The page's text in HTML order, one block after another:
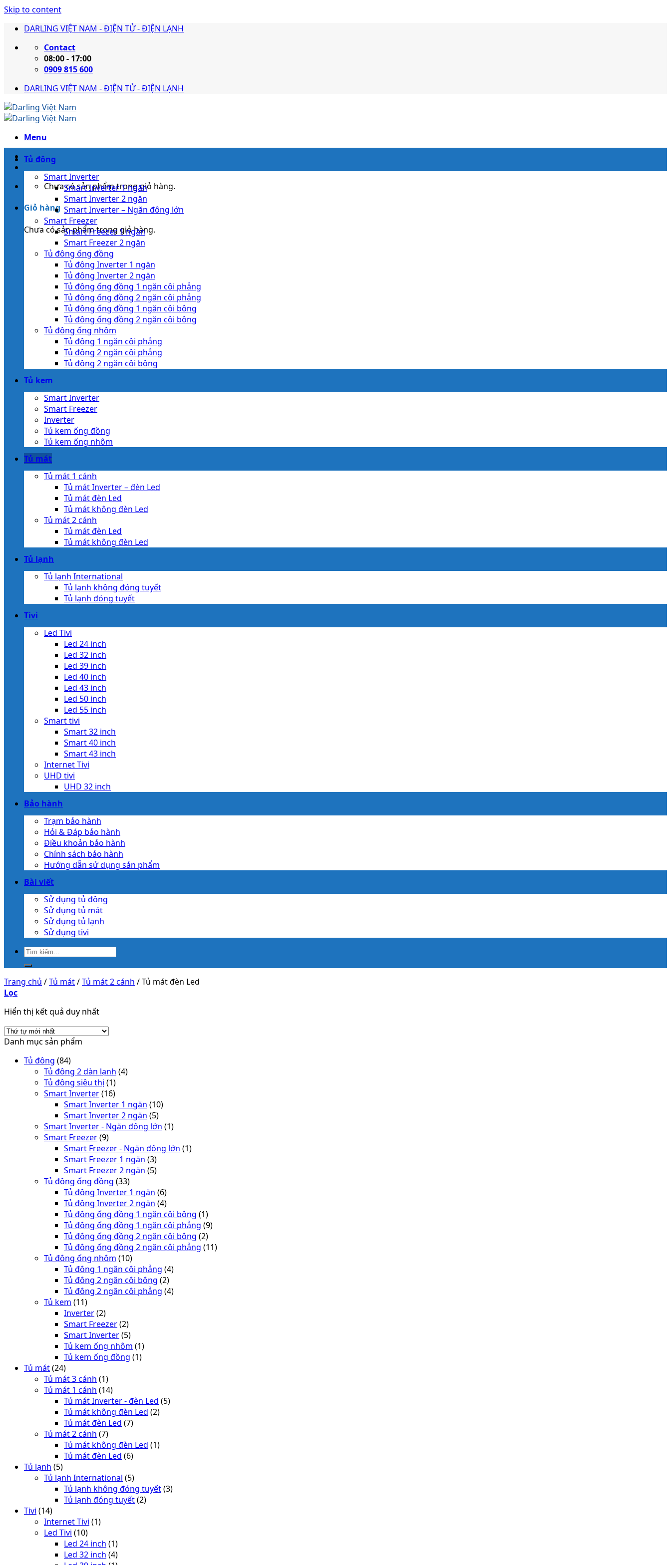
Skip to content
DARLING VIỆT NAM - ĐIỆN TỬ - ĐIỆN LẠNH
Contact
08:00 - 17:00
0909 815 600
DARLING VIỆT NAM - ĐIỆN TỬ - ĐIỆN LẠNH
Menu
Chưa có sản phẩm trong giỏ hàng.
Giỏ hàng
Chưa có sản phẩm trong giỏ hàng.
Tủ đông
Smart Inverter
Smart Inverter 1 ngăn
Smart Inverter 2 ngăn
Smart Inverter – Ngăn đông lớn
Smart Freezer
Smart Freezer 1 ngăn
Smart Freezer 2 ngăn
Tủ đông ống đồng
Tủ đông Inverter 1 ngăn
Tủ đông Inverter 2 ngăn
Tủ đông ống đồng 1 ngăn côi phẳng
Tủ đông ống đồng 2 ngăn côi phẳng
Tủ đông ống đồng 1 ngăn côi bông
Tủ đông ống đồng 2 ngăn côi bông
Tủ đông ống nhôm
Tủ đông 1 ngăn côi phẳng
Tủ đông 2 ngăn côi phẳng
Tủ đông 2 ngăn côi bông
Tủ kem
Smart Inverter
Smart Freezer
Inverter
Tủ kem ống đồng
Tủ kem ống nhôm
Tủ mát
Tủ mát 1 cánh
Tủ mát Inverter – đèn Led
Tủ mát đèn Led
Tủ mát không đèn Led
Tủ mát 2 cánh
Tủ mát đèn Led
Tủ mát không đèn Led
Tủ lạnh
Tủ lạnh International
Tủ lạnh không đóng tuyết
Tủ lạnh đóng tuyết
Tivi
Led Tivi
Led 24 inch
Led 32 inch
Led 39 inch
Led 40 inch
Led 43 inch
Led 50 inch
Led 55 inch
Smart tivi
Smart 32 inch
Smart 40 inch
Smart 43 inch
Internet Tivi
UHD tivi
UHD 32 inch
Bảo hành
Trạm bảo hành
Hỏi & Đáp bảo hành
Điều khoản bảo hành
Chính sách bảo hành
Hướng dẫn sử dụng sản phẩm
Bài viết
Sử dụng tủ đông
Sử dụng tủ mát
Sử dụng tủ lạnh
Sử dụng tivi
Trang chủ /Tủ mát/Tủ mát 2 cánh /Tủ mát đèn Led
Lọc
Hiển thị kết quả duy nhất
Danh mục sản phẩm
Tủ đông (84)
Tủ đông 2 dàn lạnh (4)
Tủ đông siêu thị (1)
Smart Inverter(16)
Smart Inverter 1 ngăn (10)
Smart Inverter 2 ngăn (5)
Smart Inverter - Ngăn đông lớn (1)
Smart Freezer(9)
Smart Freezer - Ngăn đông lớn (1)
Smart Freezer 1 ngăn (3)
Smart Freezer 2 ngăn (5)
Tủ đông ống đồng (33)
Tủ đông Inverter 1 ngăn (6)
Tủ đông Inverter 2 ngăn (4)
Tủ đông ống đồng 1 ngăn côi bông (1)
Tủ đông ống đồng 1 ngăn côi phẳng (9)
Tủ đông ống đồng 2 ngăn côi bông (2)
Tủ đông ống đồng 2 ngăn côi phẳng (11)
Tủ đông ống nhôm (10)
Tủ đông 1 ngăn côi phẳng (4)
Tủ đông 2 ngăn côi bông (2)
Tủ đông 2 ngăn côi phẳng (4)
Tủ kem (11)
Inverter(2)
Smart Freezer(2)
Smart Inverter(5)
Tủ kem ống nhôm (1)
Tủ kem ống đồng (1)
Tủ mát(24)
Tủ mát 3 cánh (1)
Tủ mát 1 cánh (14)
Tủ mát Inverter - đèn Led (5)
Tủ mát không đèn Led (2)
Tủ mát đèn Led (7)
Tủ mát 2 cánh (7)
Tủ mát không đèn Led (1)
Tủ mát đèn Led (6)
Tủ lạnh (5)
Tủ lạnh International (5)
Tủ lạnh không đóng tuyết(3)
Tủ lạnh đóng tuyết(2)
Tivi (14)
Internet Tivi (1)
Led Tivi (10)
Led 24 inch (1)
Led 32 inch (4)